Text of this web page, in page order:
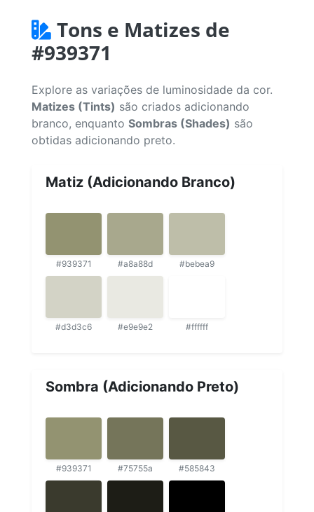
Tons e Matizes de
#939371
Explore as variações de luminosidade da cor.
Matizes (Tints) são criados adicionando
branco, enquanto Sombras (Shades) são
obtidas adicionando preto.
Matiz (Adicionando Branco)
#939371 #a8a88d #bebea9
#d3d3c6 #e9e9e2 #ffffff
Sombra (Adicionando Preto)
#939371 #75755a #585843